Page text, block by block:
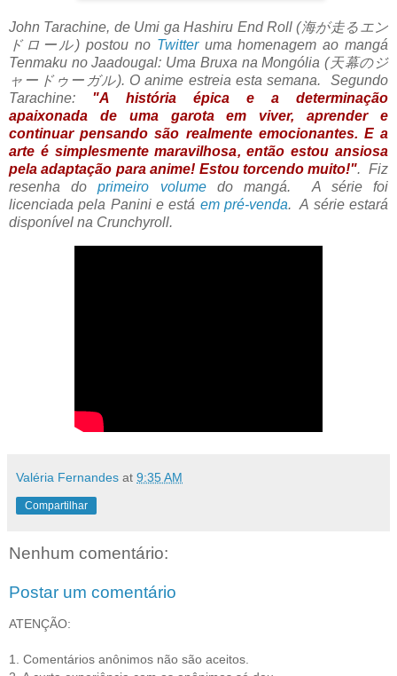
John Tarachine, de Umi ga Hashiru End Roll (海が走るエン
ドロール) postou no Twitteruma homenagem ao mangá
Tenmaku no Jaadougal: Uma Bruxa na Mongólia (天幕のジ
ャードゥーガル). O anime estreia esta semana. Segundo
Tarachine: "A história épica e a determinação
apaixonada de uma garota em viver, aprender e
continuar pensando são realmente emocionantes. E a
arte é simplesmente maravilhosa, então estou ansiosa
pela adaptação para anime! Estou torcendo muito!". Fiz
resenha doprimeiro volumedo mangá. A série foi
licenciada pela Panini e está em pré-venda. A série estará
disponível na Crunchyroll.
Valéria Fernandes at 9:35 AM
Compartilhar
Nenhum comentário:
Postar um comentário
ATENÇÃO:
1. Comentários anônimos não são aceitos.